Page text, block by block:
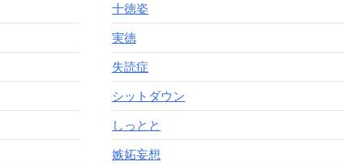
十徳姿
実徳
失読症
シットダウン
しっとと
嫉妬妄想